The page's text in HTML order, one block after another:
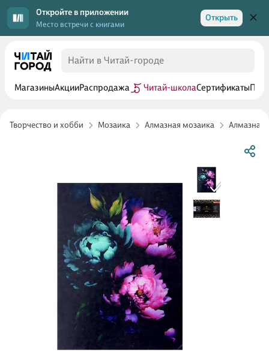
Откройте в приложении
Место встречи с книгами
Открыть
МагазиныАкцииРаспродажа Читай-школаСертификаты
Творчество и хобби Мозаика Алмазная мозаика Алмазная